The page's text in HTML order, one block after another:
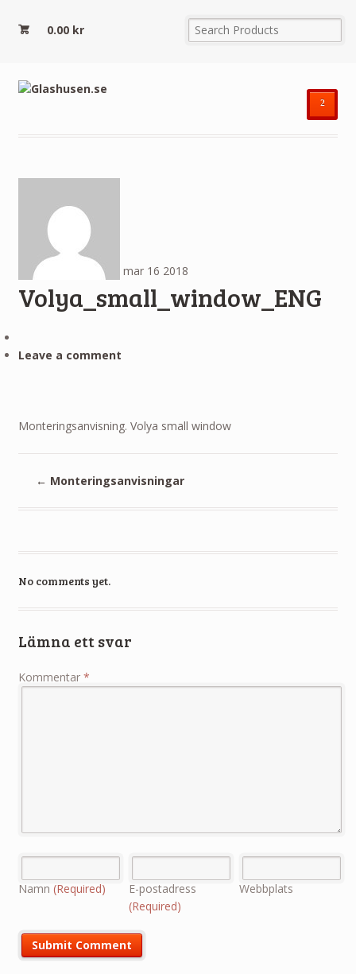
0.00 kr
²
mar 16 2018
Volya_small_window_ENG
Leave a comment
Monteringsanvisning. Volya small window
← Monteringsanvisningar
No comments yet.
Lämna ett svar
Kommentar *
Namn (Required)
E-postadress
(Required)
Webbplats